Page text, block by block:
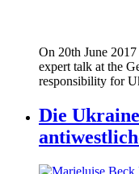
On 20th June
expert talk at the
responsibility for
Die